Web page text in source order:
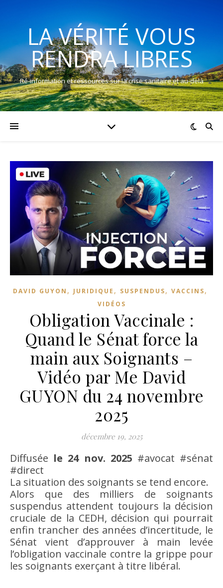
LA VÉRITÉ VOUS
RENDRA LIBRES
Ré-information et ressources sur la crise sanitaire et au-delà
DAVID GUYON , JURIDIQUE , SUSPENDUS, VACCINS,
VIDÉOS
Obligation Vaccinale :
Quand le Sénat force la
main aux Soignants –
Vidéo par Me David
GUYON du 24 novembre
2025
décembre 19, 2025
Diffusée le 24 nov. 2025 #avocat #sénat
#direct
La situation des soignants se tend encore.
Alors que des milliers de soignants
suspendus attendent toujours la décision
cruciale de la CEDH, décision qui pourrait
enfin trancher des années d’incertitude, le
Sénat vient d’approuver à main levée
l’obligation vaccinale contre la grippe pour
les soignants exerçant à titre libéral.